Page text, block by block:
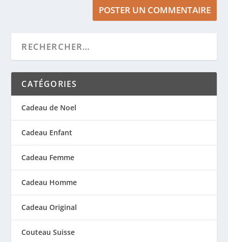
CATÉGORIES
Cadeau de Noel
Cadeau Enfant
Cadeau Femme
Cadeau Homme
Cadeau Original
Couteau Suisse